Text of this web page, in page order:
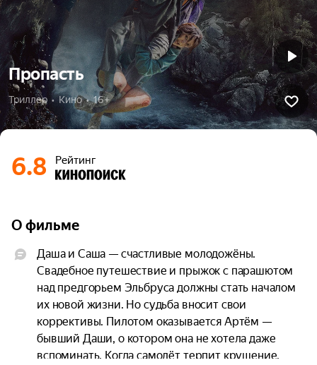
Пропасть
Триллер  •  Кино  •  16+
6.8 Рейтинг
О фильме
Даша и Саша — счастливые молодожёны.
Свадебное путешествие и прыжок с парашютом
над предгорьем Эльбруса должны стать началом
их новой жизни. Но судьба вносит свои
коррективы. Пилотом оказывается Артём —
бывший Даши, о котором она не хотела даже
вспоминать. Когда самолёт терпит крушение,